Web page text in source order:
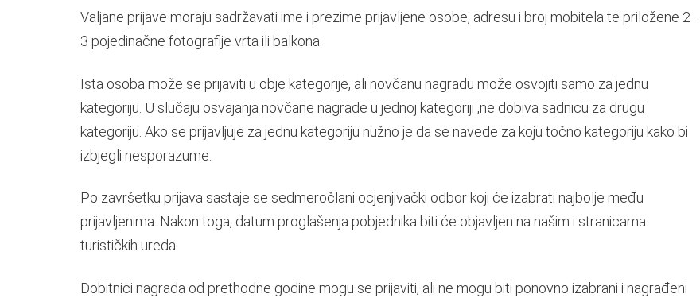
Valjane prijave moraju sadržavati ime i prezime prijavljene osobe, adresu i broj mobitela te priložene 2–
3 pojedinačne fotografije vrta ili balkona.
Ista osoba može se prijaviti u obje kategorije, ali novčanu nagradu može osvojiti samo za jednu
kategoriju. U slučaju osvajanja novčane nagrade u jednoj kategoriji ,ne dobiva sadnicu za drugu
kategoriju. Ako se prijavljuje za jednu kategoriju nužno je da se navede za koju točno kategoriju kako bi
izbjegli nesporazume.
Po završetku prijava sastaje se sedmeročlani ocjenjivački odbor koji će izabrati najbolje među
prijavljenima. Nakon toga, datum proglašenja pobjednika biti će objavljen na našim i stranicama
turističkih ureda.
Dobitnici nagrada od prethodne godine mogu se prijaviti, ali ne mogu biti ponovno izabrani i nagrađeni